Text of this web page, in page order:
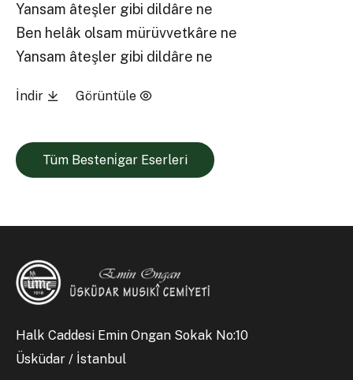
Yansam âteşler gibi dildâre ne
Ben helâk olsam mürüvvetkâre ne
Yansam âteşler gibi dildâre ne
İndir Görüntüle
Tüm Besteni̇gar Eserleri
Halk Caddesi Emin Ongan Sokak No:10
Üsküdar / İstanbul